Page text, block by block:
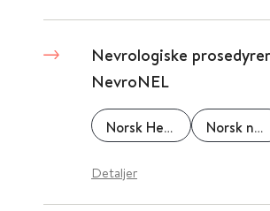
Nevrologiske
NevroNEL
Norsk Helseinformatikk (NHI) Norsk nevrologisk forening
Detaljer